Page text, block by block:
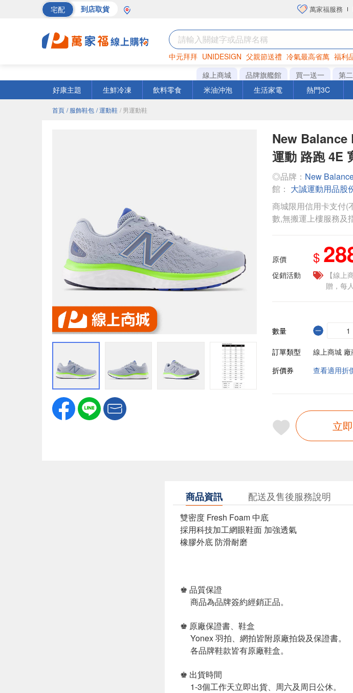
宅配 到店取貨 萬家福服務
中元拜拜 UNIDESIGN 父親節送禮 冷氣最高省萬 福利
巧克力 罐頭 衛生紙
線上商城 品牌旗艦館 買一送一 第
好康主題
生鮮冷凍 飲料零食 米油沖泡 生活家電 熱門3C
首頁 / 服飾鞋包 / 運動鞋 / 男運動鞋
New Balance
運動 路跑 4E
◎品牌： New
館： 大誠運動用品股
商城限用信用卡支付(
數,無搬運上樓服務及
原價 $
促銷活動
【線
贈，每
數量
訂單類型
線上商城
折價券
查看適用折
立
商品資訊 配送及售後服務說明
雙密度 Fresh Foam 中底
採用科技加工網眼鞋面 加強透氣
橡膠外底 防滑耐磨
♚ 品質保證
商品為品牌簽約經銷正品。
♚ 原廠保證書、鞋盒
Yonex 羽拍、網拍皆附原廠拍袋及保證書。
各品牌鞋款皆有原廠鞋盒。
♚ 出貨時間
1-3個工作天立即出貨、周六及周日公休。